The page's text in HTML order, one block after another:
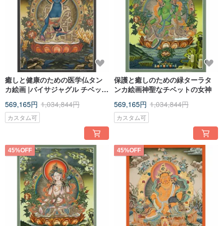
癒しと健康のための医学仏タン
カ絵画 |バイサジャグル チベット
569,165円 1,034,844円
カスタム可
保護と癒しのための緑ターラタ
ンカ絵画神聖なチベットの女神
569,165円 1,034,844円
カスタム可
45%OFF 45%OFF